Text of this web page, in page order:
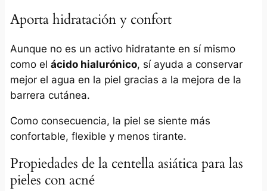
Aporta hidratación y confort
Aunque no es un activo hidratante en sí mismo
como el ácido hialurónico, sí ayuda a conservar
mejor el agua en la piel gracias a la mejora de la
barrera cutánea.
Como consecuencia, la piel se siente más
confortable, flexible y menos tirante.
Propiedades de la centella asiática para las
pieles con acné